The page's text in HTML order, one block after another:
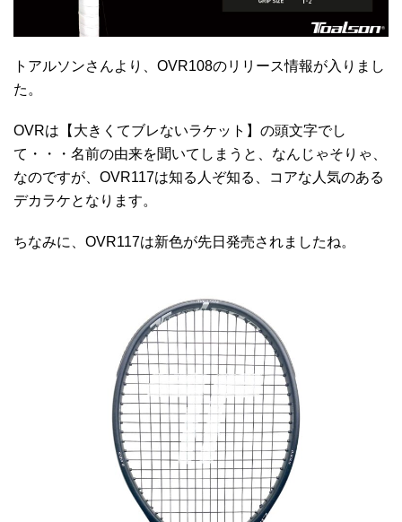
トアルソンさんより、OVR108のリリース情報が入りまし
た。
OVRは【大きくてブレないラケット】の頭文字でし
て・・・名前の由来を聞いてしまうと、なんじゃそりゃ、
なのですが、OVR117は知る人ぞ知る、コアな人気のある
デカラケとなります。
ちなみに、OVR117は新色が先日発売されましたね。